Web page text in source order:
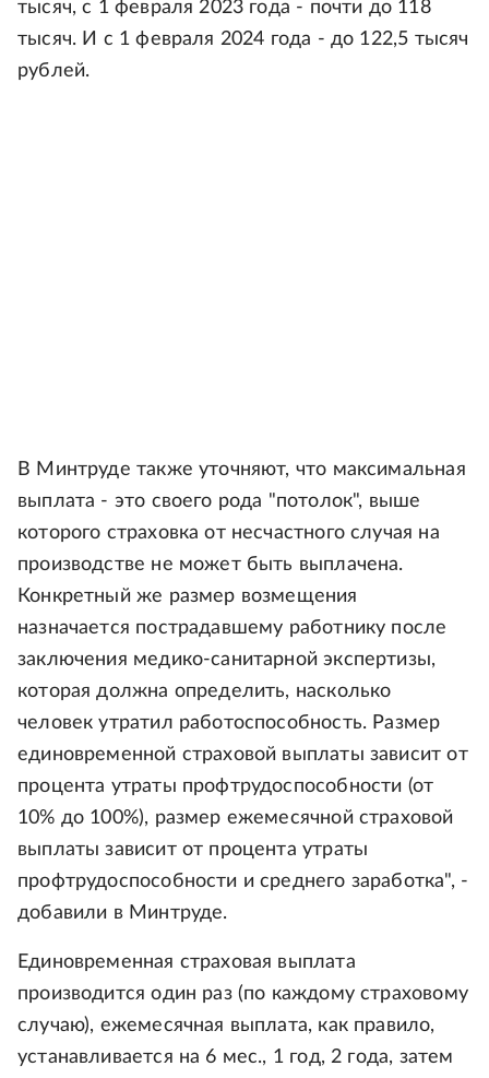
тысяч, с 1 февраля 2023 года - почти до 118
тысяч. И с 1 февраля 2024 года - до 122,5 тысяч
рублей.
В Минтруде также уточняют, что максимальная
выплата - это своего рода "потолок", выше
которого страховка от несчастного случая на
производстве не может быть выплачена.
Конкретный же размер возмещения
назначается пострадавшему работнику после
заключения медико-санитарной экспертизы,
которая должна определить, насколько
человек утратил работоспособность. Размер
единовременной страховой выплаты зависит от
процента утраты профтрудоспособности (от
10% до 100%), размер ежемесячной страховой
выплаты зависит от процента утраты
профтрудоспособности и среднего заработка", -
добавили в Минтруде.
Единовременная страховая выплата
производится один раз (по каждому страховому
случаю), ежемесячная выплата, как правило,
устанавливается на 6 мес., 1 год, 2 года, затем